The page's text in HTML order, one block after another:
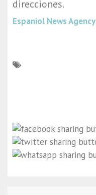
direcciones.
Espaniol News Agency